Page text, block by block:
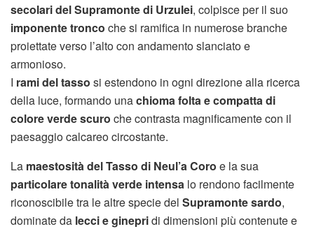
secolari del Supramonte di Urzulei, colpisce per il suo
imponente tronco che si ramifica in numerose branche
proiettate verso l’alto con andamento slanciato e
armonioso.
I rami del tasso si estendono in ogni direzione alla ricerca
della luce, formando unachioma folta e compatta di
colore verde scuro che contrasta magnificamente con il
paesaggio calcareo circostante.
La maestosità del Tasso di Neul’a Coro e la sua
particolare tonalità verde intensa lo rendono facilmente
riconoscibile tra le altre specie del Supramonte sardo,
dominate da lecci e ginepridi dimensioni più contenute e